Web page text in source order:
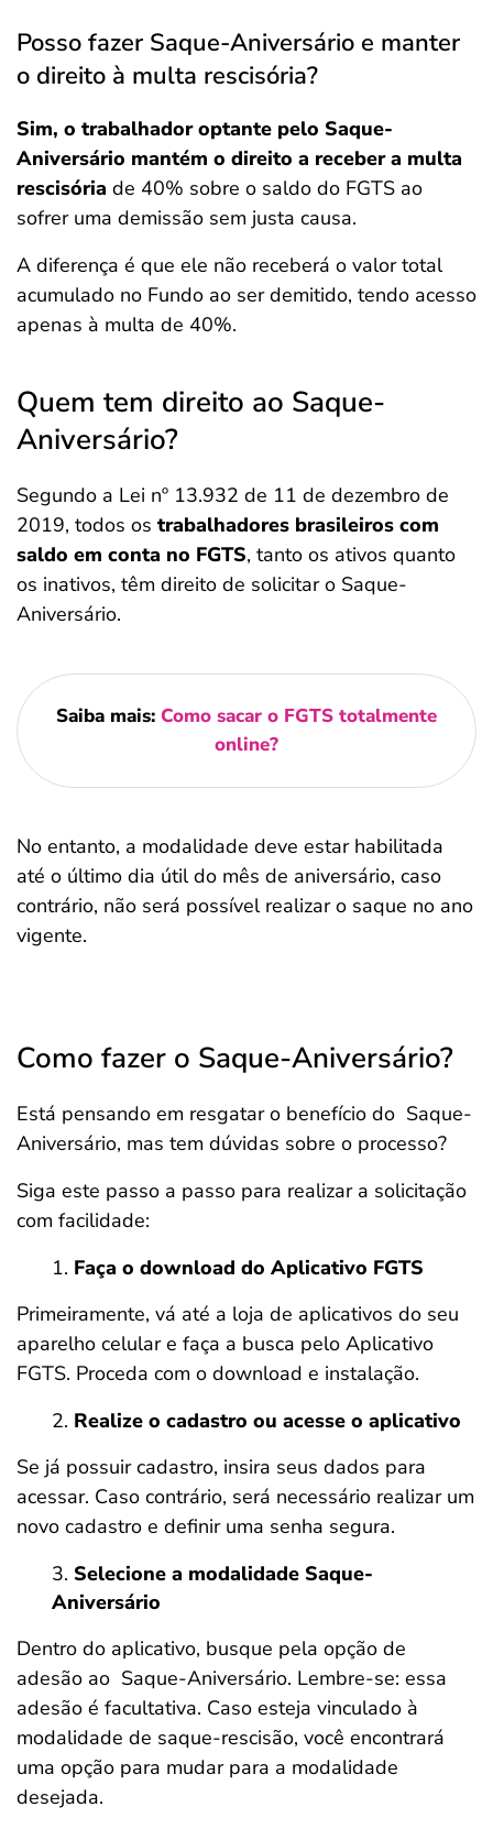
Posso fazer Saque-Aniversário e manter
o direito à multa rescisória?
Sim, o trabalhador optante pelo Saque-
Aniversário mantém o direito a receber a multa
rescisória de 40% sobre o saldo do FGTS ao
sofrer uma demissão sem justa causa.
A diferença é que ele não receberá o valor total
acumulado no Fundo ao ser demitido, tendo acesso
apenas à multa de 40%.
Quem tem direito ao Saque-
Aniversário?
Segundo a Lei nº 13.932 de 11 de dezembro de
2019, todos os trabalhadores brasileiros com
saldo em conta no FGTS, tanto os ativos quanto
os inativos, têm direito de solicitar o Saque-
Aniversário.
Saiba mais: Como sacar o FGTS totalmente
online?
No entanto, a modalidade deve estar habilitada
até o último dia útil do mês de aniversário, caso
contrário, não será possível realizar o saque no ano
vigente.
Como fazer o Saque-Aniversário?
Está pensando em resgatar o benefício do Saque-
Aniversário, mas tem dúvidas sobre o processo?
Siga este passo a passo para realizar a solicitação
com facilidade:
Faça o download do Aplicativo FGTS
Primeiramente, vá até a loja de aplicativos do seu
aparelho celular e faça a busca pelo Aplicativo
FGTS. Proceda com o download e instalação.
Realize o cadastro ou acesse o aplicativo
Se já possuir cadastro, insira seus dados para
acessar. Caso contrário, será necessário realizar um
novo cadastro e definir uma senha segura.
Selecione a modalidade Saque-
Aniversário
Dentro do aplicativo, busque pela opção de
adesão ao Saque-Aniversário. Lembre-se: essa
adesão é facultativa. Caso esteja vinculado à
modalidade de saque-rescisão, você encontrará
uma opção para mudar para a modalidade
desejada.